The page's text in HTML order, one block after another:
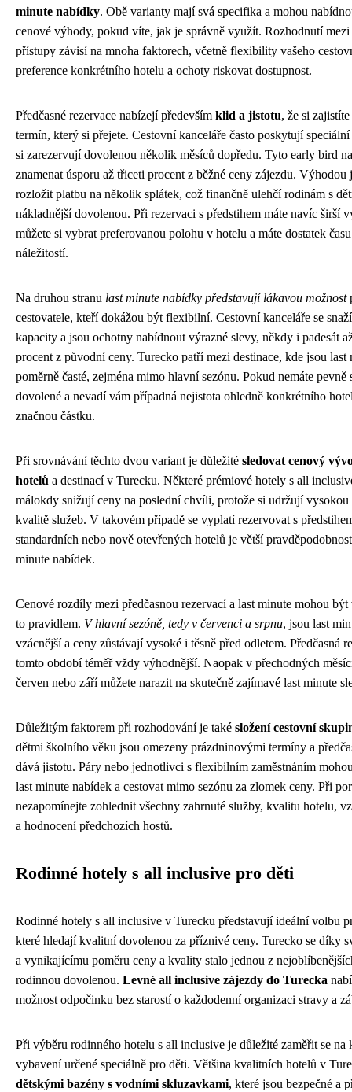
minute nabídky. Obě varianty mají svá specifika a mohou
cenové výhody, pokud víte, jak je správně využít. Rozhodnutí
přístupy závisí na mnoha faktorech, včetně flexibility vašeho
preference konkrétního hotelu a ochoty riskovat dostupnost.
Předčasné rezervace nabízejí především klid a jistotu, že si
termín, který si přejete. Cestovní kanceláře často poskytují
si zarezervují dovolenou několik měsíců dopředu. Tyto early bird
znamenat úsporu až třiceti procent z běžné ceny zájezdu. Výhodou
rozložit platbu na několik splátek, což finančně ulehčí rodinám s
nákladnější dovolenou. Při rezervaci s předstihem máte navíc širší
můžete si vybrat preferovanou polohu v hotelu a máte dostatek
náležitostí.
Na druhou stranu last minute nabídky představují lákavou možnost
cestovatele, kteří dokážou být flexibilní. Cestovní kanceláře se
kapacity a jsou ochotny nabídnout výrazné slevy, někdy i padesát
procent z původní ceny. Turecko patří mezi destinace, kde jsou
poměrně časté, zejména mimo hlavní sezónu. Pokud nemáte pevně
dovolené a nevadí vám případná nejistota ohledně konkrétního
značnou částku.
Při srovnávání těchto dvou variant je důležité sledovat cenový
hotelů a destinací v Turecku. Některé prémiové hotely s all
málokdy snižují ceny na poslední chvíli, protože si udržují vysokou
kvalitě služeb. V takovém případě se vyplatí rezervovat s
standardních nebo nově otevřených hotelů je větší
minute nabídek.
Cenové rozdíly mezi předčasnou rezervací a last minute mohou být
to pravidlem. V hlavní sezóně, tedy v červenci a srpnu, jsou last
vzácnější a ceny zůstávají vysoké i těsně před odletem. Předčasná
tomto období téměř vždy výhodnější. Naopak v přechodných
červen nebo září můžete narazit na skutečně zajímavé last minute
Důležitým faktorem při rozhodování je také složení cestovní
dětmi školního věku jsou omezeny prázdninovými termíny a
dává jistotu. Páry nebo jednotlivci s flexibilním zaměstnáním
last minute nabídek a cestovat mimo sezónu za zlomek ceny. Při
nezapomínejte zohlednit všechny zahrnuté služby, kvalitu hotelu,
a hodnocení předchozích hostů.
Rodinné hotely s all inclusive pro děti
Rodinné hotely s all inclusive v Turecku představují ideální volbu
které hledají kvalitní dovolenou za příznivé ceny. Turecko se díky
a vynikajícímu poměru ceny a kvality stalo jednou z
rodinnou dovolenou. Levné all inclusive zájezdy do Turecka
možnost odpočinku bez starostí o každodenní organizaci stravy a
Při výběru rodinného hotelu s all inclusive je důležité zaměřit se na
vybavení určené speciálně pro děti. Většina kvalitních hotelů v
dětskými bazény s vodními skluzavkami, které jsou bezpečné a